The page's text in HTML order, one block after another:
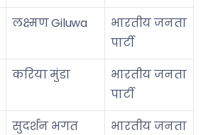
लक्ष्मण Giluwa
भारतीय जनता
पार्टी
करिया मुंडा
भारतीय जनता
पार्टी
सुदर्शन भगत
भारतीय जनता